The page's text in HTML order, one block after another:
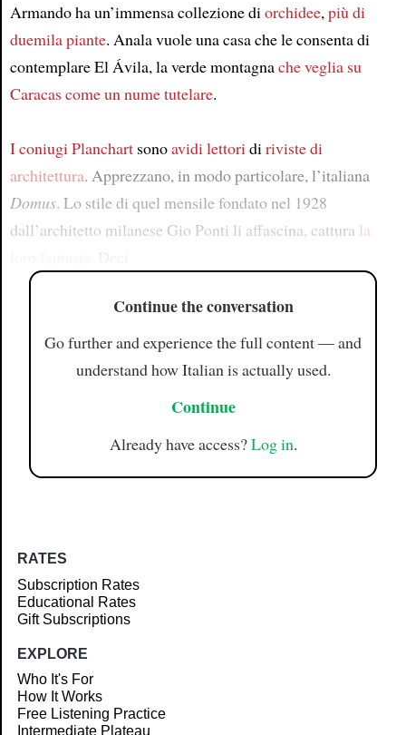
Armando ha un’immensa collezione diorchidee,più di
duemila piante. Anala vuole una casa che le consenta di
contemplare El Ávila, la verde montagnache veglia su
Caracascome un nume tutelare.
I coniugi Planchartsonoavidi lettoridiriviste di
architettura. Apprezzano, in modo particolare, l’italiana
Domus. Lo stile di quel mensile fondato nel 1928
dall’architetto milanese Gio Ponti li affascina, cattura la
Continue the conversation
Go further and experience the full content — and
understand how Italian is actually used.
Continue
Already have access?Log in.
RATES
Subscription Rates
Educational Rates
Gift Subscriptions
EXPLORE
Who It's For
How It Works
Free Listening Practice
Intermediate Plateau